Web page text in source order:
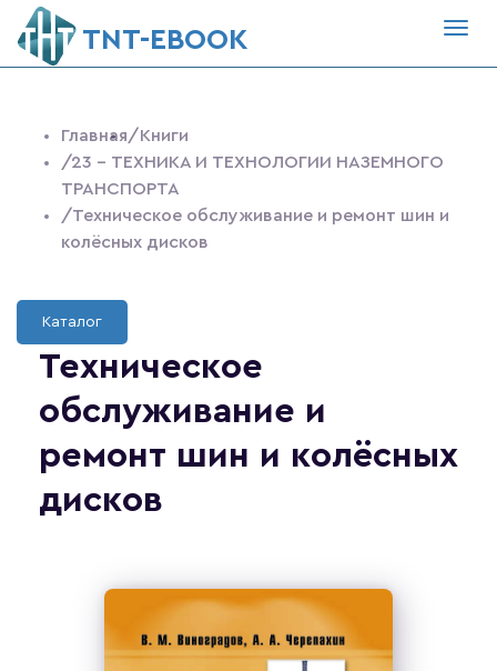
ТNT-EBOOK
Главная/Книги
/23 - ТЕХНИКА И ТЕХНОЛОГИИ НАЗЕМНОГО
ТРАНСПОРТА
/Техническое обслуживание и ремонт шин и
колёсных дисков
Каталог
Техническое
обслуживание и
ремонт шин и колёсных
дисков